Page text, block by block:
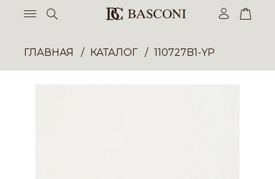
ГЛАВНАЯ КАТАЛОГ 110727B1-YP